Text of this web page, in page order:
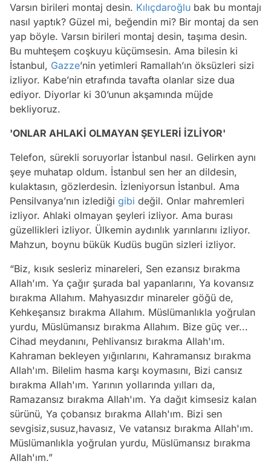
Varsın birileri montaj desin. Kılıçdaroğlu bak bu montajı
nasıl yaptık? Güzel mi, beğendin mi? Bir montaj da sen
yap böyle. Varsın birileri montaj desin, taşıma desin.
Bu muhteşem coşkuyu küçümsesin. Ama bilesin ki
İstanbul, Gazze’nin yetimleri Ramallah’ın öksüzleri sizi
izliyor. Kabe’nin etrafında tavafta olanlar size dua
ediyor. Diyorlar ki 30’unun akşamında müjde
bekliyoruz.
'ONLAR AHLAKİ OLMAYAN ŞEYLERİ İZLİYOR'
Telefon, sürekli soruyorlar İstanbul nasıl. Gelirken aynı
şeye muhatap oldum. İstanbul sen her an dildesin,
kulaktasın, gözlerdesin. İzleniyorsun İstanbul. Ama
Pensilvanya’nın izlediği gibi değil. Onlar mahremleri
izliyor. Ahlaki olmayan şeyleri izliyor. Ama burası
güzellikleri izliyor. Ülkemin aydınlık yarınlarını izliyor.
Mahzun, boynu bükük Kudüs bugün sizleri izliyor.
“Biz, kısık sesleriz minareleri, Sen ezansız bırakma
Allah'ım. Ya çağır şurada bal yapanlarını, Ya kovansız
bırakma Allahım. Mahyasızdır minareler göğü de,
Kehkeşansız bırakma Allahım. Müslümanlıkla yoğrulan
yurdu, Müslümansız bırakma Allahım. Bize güç ver...
Cihad meydanını, Pehlivansız bırakma Allah'ım.
Kahraman bekleyen yığınlarını, Kahramansız bırakma
Allah'ım. Bilelim hasma karşı koymasını, Bizi cansız
bırakma Allah'ım. Yarının yollarında yılları da,
Ramazansız bırakma Allah'ım. Ya dağıt kimsesiz kalan
sürünü, Ya çobansız bırakma Allah'ım. Bizi sen
sevgisiz,susuz,havasız, Ve vatansız bırakma Allah'ım.
Müslümanlıkla yoğrulan yurdu, Müslümansız bırakma
Allah'ım.”